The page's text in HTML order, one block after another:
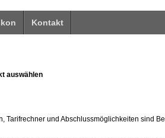
Kontakt
auswählen
Tarifrechner und Abschlussmöglichkeiten sind